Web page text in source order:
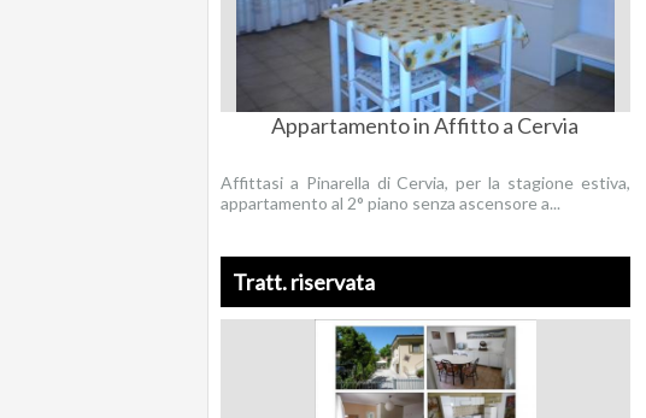
Appartamento in Affitto a Cervia
Affittasi a Pinarella di Cervia, per la stagione estiva,
appartamento al 2° piano senza ascensore a...
Tratt. riservata